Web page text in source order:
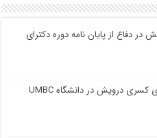
دفاع از پایان نامه دوره دکترای
مراسم جشن دکترای کسری درویش در دانشگاه UMBC